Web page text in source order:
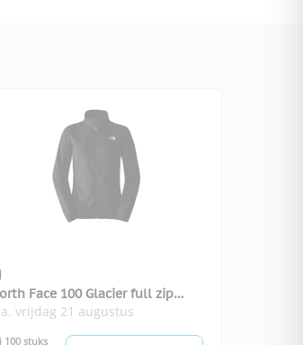
Face 100 Glacier full zip
dames
vrijdag 21 augustus
100 stuks